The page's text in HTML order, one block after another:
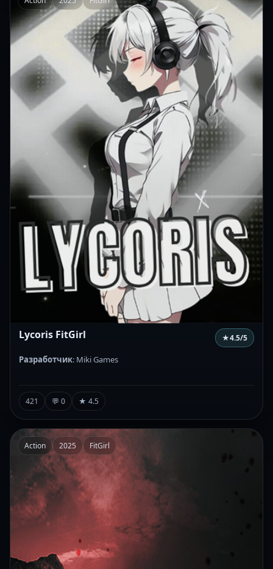
Lycoris FitGirl ★4.5/5
Разработчик: Miki Games
421 💬 0 ★ 4.5
Action 2025 FitGirl